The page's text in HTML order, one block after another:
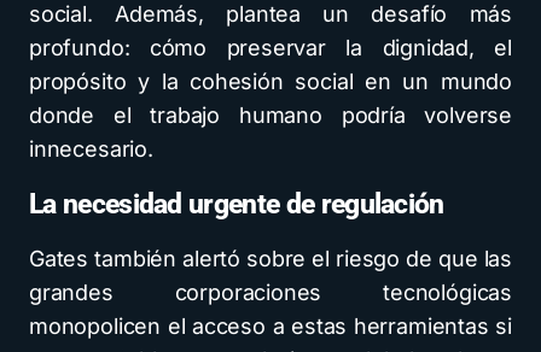
social. Además, plantea un desafío más
profundo: cómo preservar la dignidad, el
propósito y la cohesión social en un mundo
donde el trabajo humano podría volverse
innecesario.
La necesidad urgente de regulación
Gates también alertó sobre el riesgo de que las
grandes corporaciones tecnológicas
monopolicen el acceso a estas herramientas si